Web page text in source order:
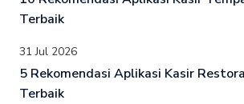
Terbaik
31 Jul 2026
5 Rekomendasi Aplikasi Kasir
Terbaik